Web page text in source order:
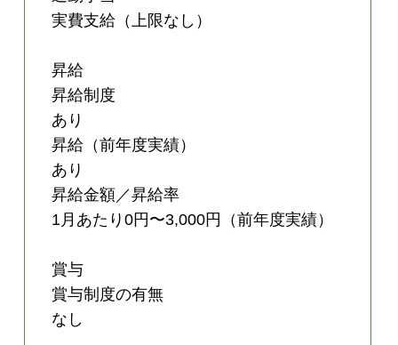
実費支給（上限なし）
昇給
昇給制度
あり
昇給（前年度実績）
あり
昇給金額／昇給率
1月あたり0円〜3,000円（前年度実績）
賞与
賞与制度の有無
なし